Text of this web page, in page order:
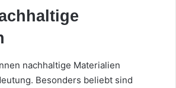
nachhaltige Materialien
Besonders beliebt sind